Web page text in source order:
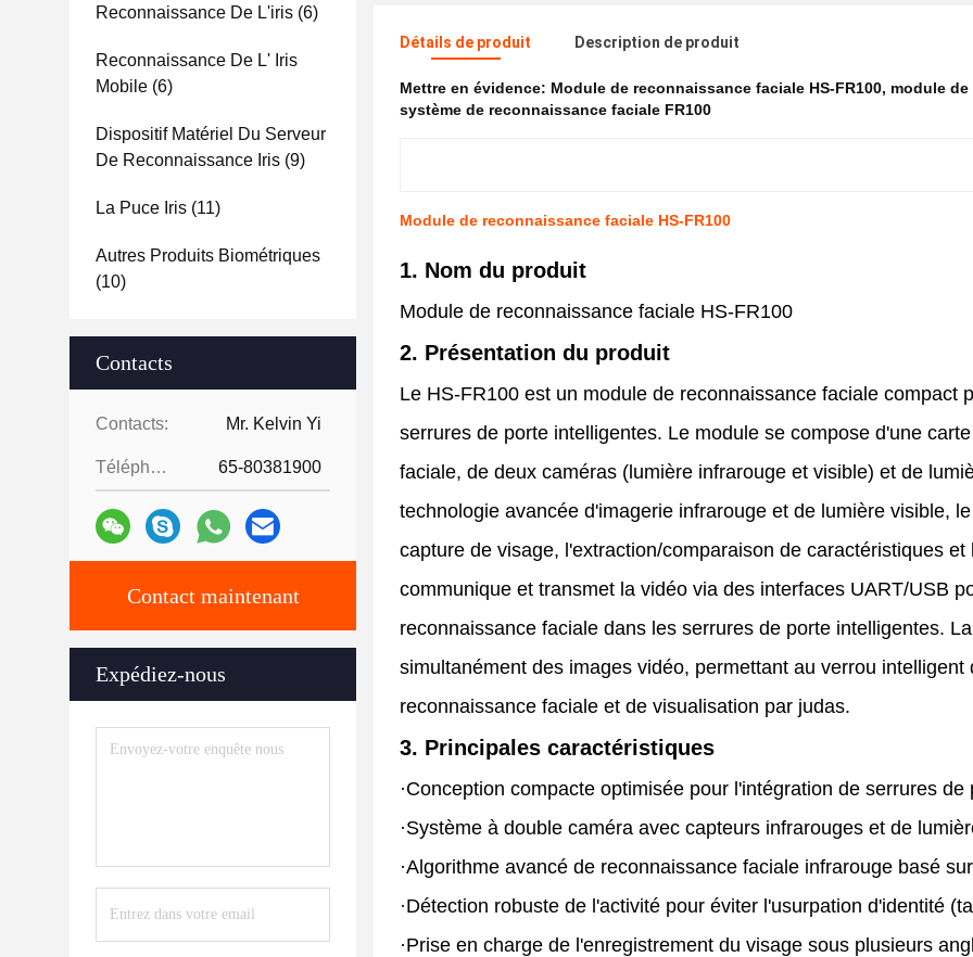
Reconnaissance De L'iris (6)
Reconnaissance De L' Iris
Mobile (6)
Dispositif Matériel Du Serveur
De Reconnaissance Iris (9)
La Puce Iris (11)
Autres Produits Biométriques
(10)
Contacts
Contacts: Mr. Kelvin Yi
Téléphone: 65-80381900
Contact maintenant
Expédiez-nous
Détails de produit Description de produit
Mettre en évidence: Module de reconnaissance faciale HS-FR100, module
système de reconnaissance faciale FR100
Module de reconnaissance faciale HS-FR100
1. Nom du produit
Module de reconnaissance faciale HS-FR100
2. Présentation du produit
Le HS-FR100 est un module de reconnaissance faciale compact
serrures de porte intelligentes. Le module se compose d'une
faciale, de deux caméras (lumière infrarouge et visible) et de
technologie avancée d'imagerie infrarouge et de lumière visible,
capture de visage, l'extraction/comparaison de caractéristiques
communique et transmet la vidéo via des interfaces UART/USB
reconnaissance faciale dans les serrures de porte intelligentes.
simultanément des images vidéo, permettant au verrou
reconnaissance faciale et de visualisation par judas.
3. Principales caractéristiques
·Conception compacte optimisée pour l'intégration de serrures de
·Système à double caméra avec capteurs infrarouges et de
·Algorithme avancé de reconnaissance faciale infrarouge basé
·Détection robuste de l'activité pour éviter l'usurpation d'identité
·Prise en charge de l'enregistrement du visage sous plusieurs